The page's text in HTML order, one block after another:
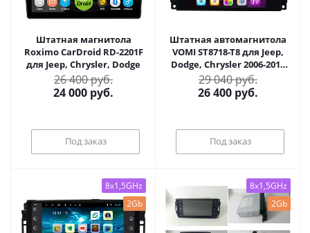
Штатная магнитола
Roximo CarDroid RD-2201F
для Jeep, Chrysler, Dodge
26 400 руб.
24 000 руб.
Под заказ
Штатная автомагнитола
VOMI ST8718-T8 для Jeep,
Dodge, Chrysler 2006-2015
(красная подсветка) на
Android 8.1.0
29 040 руб.
26 400 руб.
Под заказ
8x1,5GHz
2Gb
8x1,5GHz
2Gb